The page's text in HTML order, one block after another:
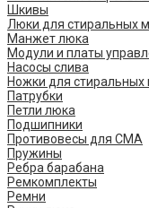
Шкивы
Люки для стиральных
Манжет люка
Модули и платы
Насосы слива
Ножки для
Патрубки
Петли люка
Подшипники
Противовесы для СМА
Пружины
Ребра барабана
Ремкомплекты
Ремни